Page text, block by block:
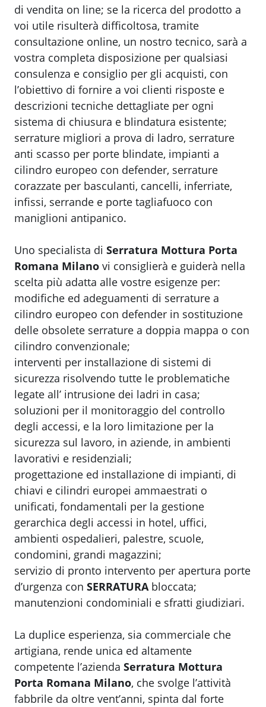
di vendita on line; se la ricerca del prodotto a
voi utile risulterà difficoltosa, tramite
consultazione online, un nostro tecnico, sarà a
vostra completa disposizione per qualsiasi
consulenza e consiglio per gli acquisti, con
l’obiettivo di fornire a voi clienti risposte e
descrizioni tecniche dettagliate per ogni
sistema di chiusura e blindatura esistente;
serrature migliori a prova di ladro, serrature
anti scasso per porte blindate, impianti a
cilindro europeo con defender, serrature
corazzate per basculanti, cancelli, inferriate,
infissi, serrande e porte tagliafuoco con
maniglioni antipanico.
Uno specialista di Serratura Mottura Porta
Romana Milano vi consiglierà e guiderà nella
scelta più adatta alle vostre esigenze per:
modifiche ed adeguamenti di serrature a
cilindro europeo con defender in sostituzione
delle obsolete serrature a doppia mappa o con
cilindro convenzionale;
interventi per installazione di sistemi di
sicurezza risolvendo tutte le problematiche
legate all’ intrusione dei ladri in casa;
soluzioni per il monitoraggio del controllo
degli accessi, e la loro limitazione per la
sicurezza sul lavoro, in aziende, in ambienti
lavorativi e residenziali;
progettazione ed installazione di impianti, di
chiavi e cilindri europei ammaestrati o
unificati, fondamentali per la gestione
gerarchica degli accessi in hotel, uffici,
ambienti ospedalieri, palestre, scuole,
condomini, grandi magazzini;
servizio di pronto intervento per apertura porte
d’urgenza con SERRATURAbloccata;
manutenzioni condominiali e sfratti giudiziari.
La duplice esperienza, sia commerciale che
artigiana, rende unica ed altamente
competente l’azienda Serratura Mottura
Porta Romana Milano, che svolge l’attività
fabbrile da oltre vent’anni, spinta dal forte